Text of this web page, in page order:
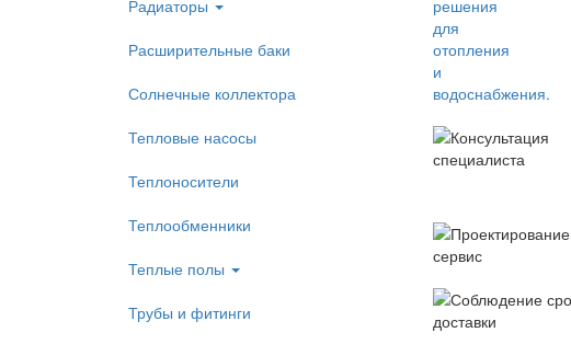
Радиаторы
Расширительные баки
Солнечные коллектора
Тепловые насосы
Теплоносители
Теплообменники
Теплые полы
Трубы и фитинги